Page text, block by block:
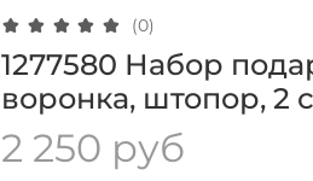
(0)
1277580 Набор
воронка, штопор, 2
2 250 руб